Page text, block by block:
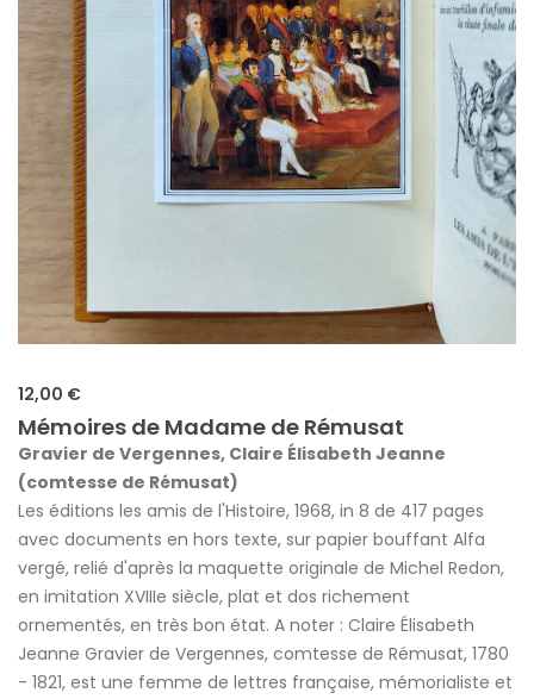
12,00 €
Mémoires de Madame de Rémusat
Gravier de Vergennes, Claire Élisabeth Jeanne
(comtesse de Rémusat)
Les éditions les amis de l'Histoire, 1968, in 8 de 417 pages
avec documents en hors texte, sur papier bouffant Alfa
vergé, relié d'après la maquette originale de Michel Redon,
en imitation XVIIIe siècle, plat et dos richement
ornementés, en très bon état. A noter : Claire Élisabeth
Jeanne Gravier de Vergennes, comtesse de Rémusat, 1780
- 1821, est une femme de lettres française, mémorialiste et